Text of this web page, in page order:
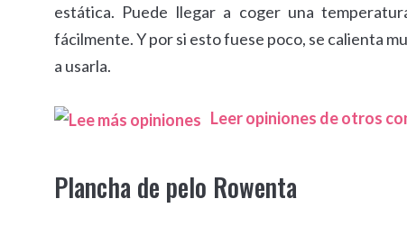
estática. Puede llegar a coger una
fácilmente. Y por si esto fuese poco, se calienta
a usarla.
Leer opiniones de otros
Plancha de pelo Rowenta